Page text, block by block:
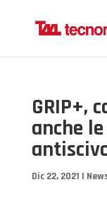
GRIP+,
anche
Dic 22, 2021 |